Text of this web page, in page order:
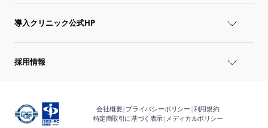
導入クリニック公式HP
採用情報
会社概要| プライバシーポリシー |利用規約
特定商取引に基づく表示| メディカルポリシー